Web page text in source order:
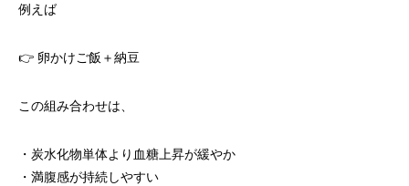
例えば
👉 卵かけご飯＋納豆
この組み合わせは、
・炭水化物単体より血糖上昇が緩やか
・満腹感が持続しやすい